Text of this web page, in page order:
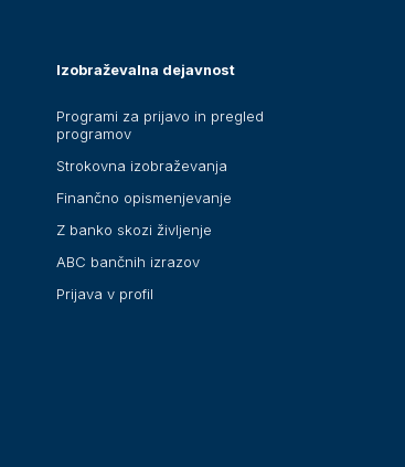
Izobraževalna dejavnost
Programi za prijavo in pregled
programov
Strokovna izobraževanja
Finančno opismenjevanje
Z banko skozi življenje
ABC bančnih izrazov
Prijava v profil